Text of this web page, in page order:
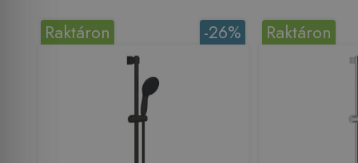
-26%
Raktáron Raktáron